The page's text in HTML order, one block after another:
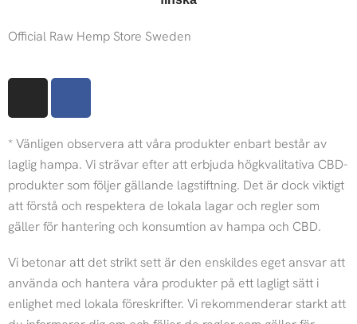
Official Raw Hemp Store Sweden
t
a
g
r
a
e
b
o
o
k
* Vänligen observera att våra produkter enbart består av
laglig hampa. Vi strävar efter att erbjuda högkvalitativa CBD-
produkter som följer gällande lagstiftning. Det är dock viktigt
att förstå och respektera de lokala lagar och regler som
gäller för hantering och konsumtion av hampa och CBD.
Vi betonar att det strikt sett är den enskildes eget ansvar att
använda och hantera våra produkter på ett lagligt sätt i
enlighet med lokala föreskrifter. Vi rekommenderar starkt att